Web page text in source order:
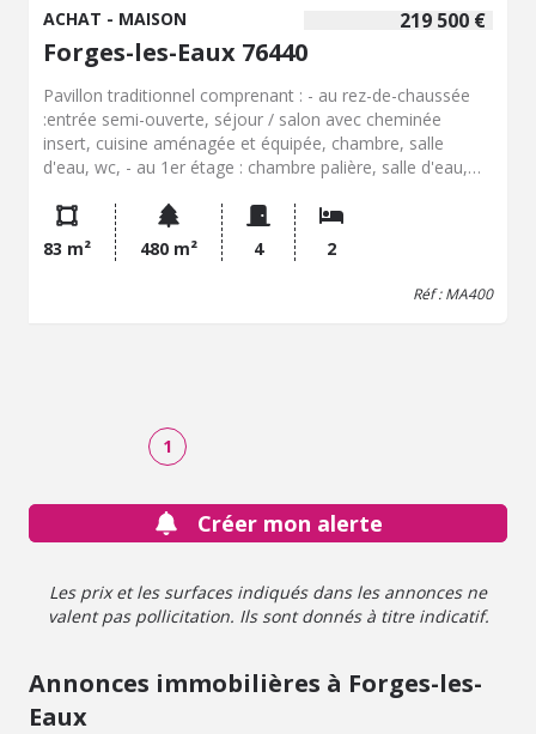
219 500 €
ACHAT - MAISON
Forges-les-Eaux 76440
Pavillon traditionnel comprenant : - au rez-de-chaussée
:entrée semi-ouverte, séjour / salon avec cheminée
insert, cuisine aménagée et équipée, chambre, salle
d'eau, wc, - au 1er étage : chambre palière, salle d'eau,
attenant, terrasse, bûcher jardin 480 m²
83 m²
480 m² 4 2
Réf : MA400
1
Créer mon alerte
Les prix et les surfaces indiqués dans les annonces ne
valent pas pollicitation. Ils sont donnés à titre indicatif.
Annonces immobilières à Forges-les-
Eaux